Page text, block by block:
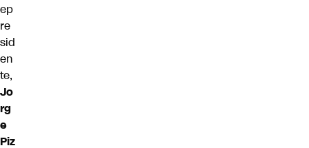
ep
re
sid
en
te,
Jo
rg
e
Piz